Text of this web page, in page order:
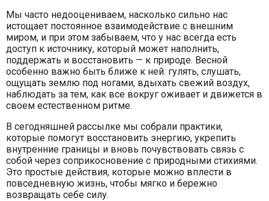
Мы часто недооцениваем, насколько сильно нас
истощает постоянное взаимодействие с внешним
миром, и при этом забываем, что у нас всегда есть
доступ к источнику, который может наполнить,
поддержать и восстановить — к природе. Весной
особенно важно быть ближе к ней: гулять, слушать,
ощущать землю под ногами, вдыхать свежий воздух,
наблюдать за тем, как все вокруг оживает и движется в
своем естественном ритме.
В сегодняшней рассылке мы собрали практики,
которые помогут восстановить энергию, укрепить
внутренние границы и вновь почувствовать связь с
собой через соприкосновение с природными стихиями.
Это простые действия, которые можно вплести в
повседневную жизнь, чтобы мягко и бережно
возвращать себе силу.